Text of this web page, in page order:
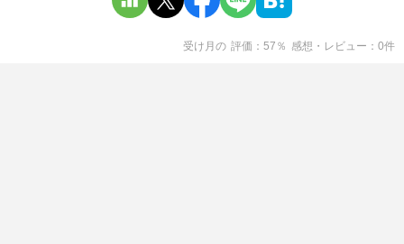
受け月の 評価 57 ％ 感想・レビュー 0件